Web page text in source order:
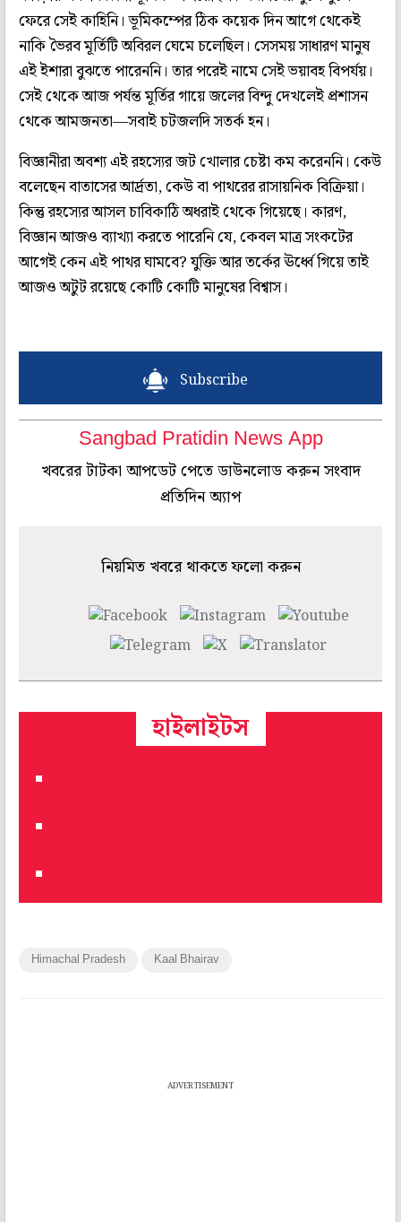
ফেরে সেই কাহিনি। ভূমিকম্পের ঠিক কয়েক দিন আগে থেকেই
নাকি ভৈরব মূর্তিটি অবিরল ঘেমে চলেছিল। সেসময় সাধারণ মানুষ
এই ইশারা বুঝতে পারেননি। তার পরেই নামে সেই ভয়াবহ বিপর্যয়।
সেই থেকে আজ পর্যন্ত মূর্তির গায়ে জলের বিন্দু দেখলেই প্রশাসন
থেকে আমজনতা—সবাই চটজলদি সতর্ক হন।
বিজ্ঞানীরা অবশ্য এই রহস্যের জট খোলার চেষ্টা কম করেননি। কেউ
বলেছেন বাতাসের আর্দ্রতা, কেউ বা পাথরের রাসায়নিক বিক্রিয়া।
কিন্তু রহস্যের আসল চাবিকাঠি অধরাই থেকে গিয়েছে। কারণ,
বিজ্ঞান আজও ব্যাখ্যা করতে পারেনি যে, কেবল মাত্র সংকটের
আগেই কেন এই পাথর ঘামবে? যুক্তি আর তর্কের ঊর্ধ্বে গিয়ে তাই
আজও অটুট রয়েছে কোটি কোটি মানুষের বিশ্বাস।
Subscribe
Sangbad Pratidin News App
খবরের টাটকা আপডেট পেতে ডাউনলোড করুন সংবাদ
প্রতিদিন অ্যাপ
নিয়মিত খবরে থাকতে ফলো করুন
হাইলাইটস
Himachal Pradesh Kaal Bhairav
ADVERTISEMENT